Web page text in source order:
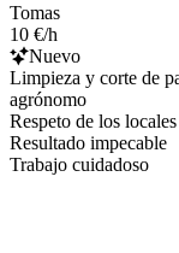
Tomas
10 €/h
Nuevo
Limpieza y corte de
agrónomo
Respeto de los locales
Resultado impecable
Trabajo cuidadoso